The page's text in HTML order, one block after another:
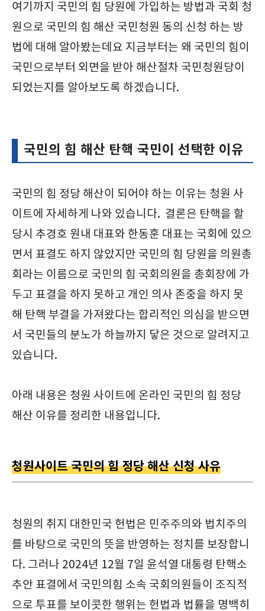
여기까지 국민의 힘 당원에 가입하는 방법과 국회 청
원으로 국민의 힘 해산 국민청원 동의 신청 하는 방
법에 대해 알아봤는데요 지금부터는 왜 국민의 힘이
국민으로부터 외면을 받아 해산절차 국민청원당이
되었는지를 알아보도록 하겠습니다.
국민의 힘 해산 탄핵 국민이 선택한 이유
국민의 힘 정당 해산이 되어야 하는 이유는 청원 사
이트에 자세하게 나와 있습니다. 결론은 탄핵을 할
당시 추경호 원내 대표와 한동훈 대표는 국회에 있으
면서 표결도 하지 않았지만 국민의 힘 당원을 의원총
회라는 이름으로 국민의 힘 국회의원을 총회장에 가
두고 표결을 하지 못하고 개인 의사 존중을 하지 못
해 탄핵 부결을 가져왔다는 합리적인 의심을 받으면
서 국민들의 분노가 하늘까지 닿은 것으로 알려지고
있습니다.
아래 내용은 청원 사이트에 온라인 국민의 힘 정당
해산 이유를 정리한 내용입니다.
청원사이트 국민의 힘 정당 해산 신청 사유
청원의 취지 대한민국 헌법은 민주주의와 법치주의
를 바탕으로 국민의 뜻을 반영하는 정치를 보장합니
다. 그러나 2024년 12월 7일 윤석열 대통령 탄핵소
추안 표결에서 국민의힘 소속 국회의원들이 조직적
으로 투표를 보이콧한 행위는 헌법과 법률을 명백히